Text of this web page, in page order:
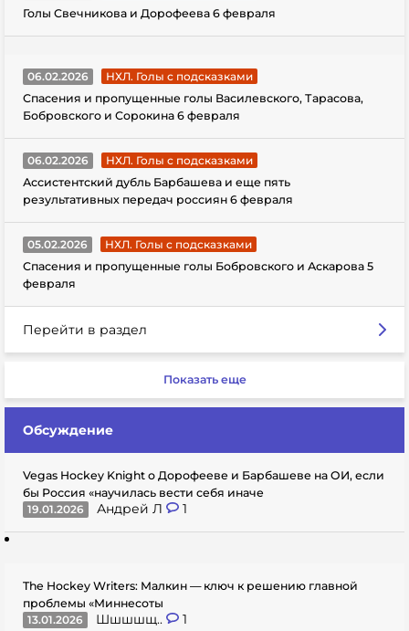
Голы Свечникова и Дорофеева 6 февраля
06.02.2026
НХЛ. Голы с подсказками
Спасения и пропущенные голы Василевского, Тарасова,
Бобровского и Сорокина 6 февраля
06.02.2026
НХЛ. Голы с подсказками
Ассистентский дубль Барбашева и еще пять
результативных передач россиян 6 февраля
05.02.2026
НХЛ. Голы с подсказками
Спасения и пропущенные голы Бобровского и Аскарова 5
февраля
Перейти в раздел
Показать еще
Обсуждение
Vegas Hockey Knight о Дорофееве и Барбашеве на ОИ, если
бы Россия «научилась вести себя иначе
19.01.2026
Андрей Л 1
The Hockey Writers: Малкин — ключ к решению главной
проблемы «Миннесоты
13.01.2026
Шшшшщ.. 1